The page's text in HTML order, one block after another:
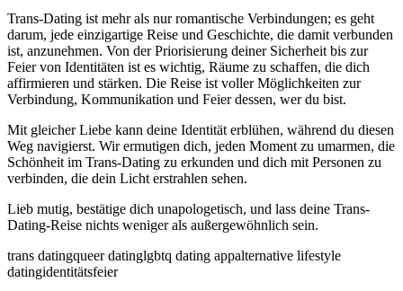
Trans-Dating ist mehr als nur romantische Verbindungen; es geht
darum, jede einzigartige Reise und Geschichte, die damit verbunden
ist, anzunehmen. Von der Priorisierung deiner Sicherheit bis zur
Feier von Identitäten ist es wichtig, Räume zu schaffen, die dich
affirmieren und stärken. Die Reise ist voller Möglichkeiten zur
Verbindung, Kommunikation und Feier dessen, wer du bist.
Mit gleicher Liebe kann deine Identität erblühen, während du diesen
Weg navigierst. Wir ermutigen dich, jeden Moment zu umarmen, die
Schönheit im Trans-Dating zu erkunden und dich mit Personen zu
verbinden, die dein Licht erstrahlen sehen.
Lieb mutig, bestätige dich unapologetisch, und lass deine Trans-
Dating-Reise nichts weniger als außergewöhnlich sein.
trans datingqueer datinglgbtq dating appalternative lifestyle
datingidentitätsfeier